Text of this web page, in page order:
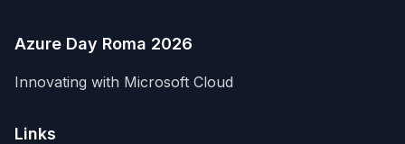
Azure Day Roma 2026
Innovating with Microsoft Cloud
Links